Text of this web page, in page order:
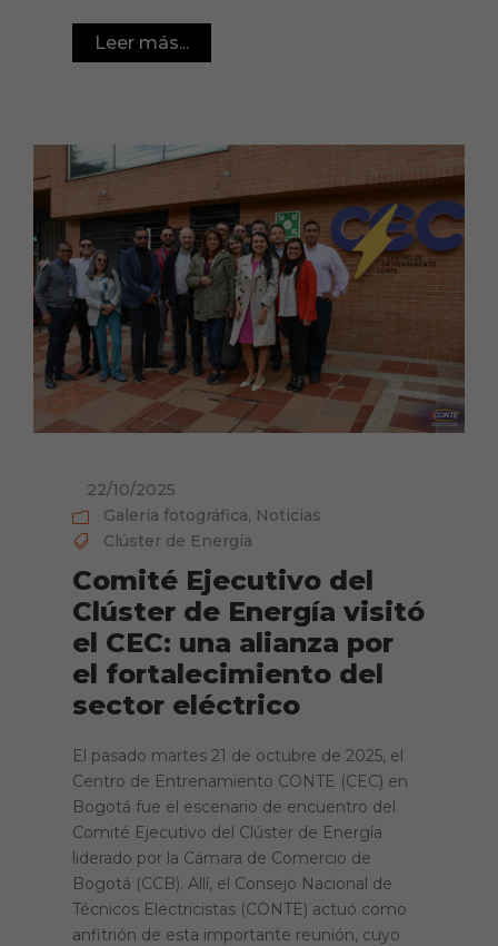
Leer más...
22/10/2025
Galería fotográfica, Noticias
Clúster de Energía
Comité Ejecutivo del
Clúster de Energía visitó
el CEC: una alianza por
el fortalecimiento del
sector eléctrico
El pasado martes 21 de octubre de 2025, el
Centro de Entrenamiento CONTE (CEC) en
Bogotá fue el escenario de encuentro del
Comité Ejecutivo del Clúster de Energía
liderado por la Cámara de Comercio de
Bogotá (CCB). Allí, el Consejo Nacional de
Técnicos Electricistas (CONTE) actuó como
anfitrión de esta importante reunión, cuyo